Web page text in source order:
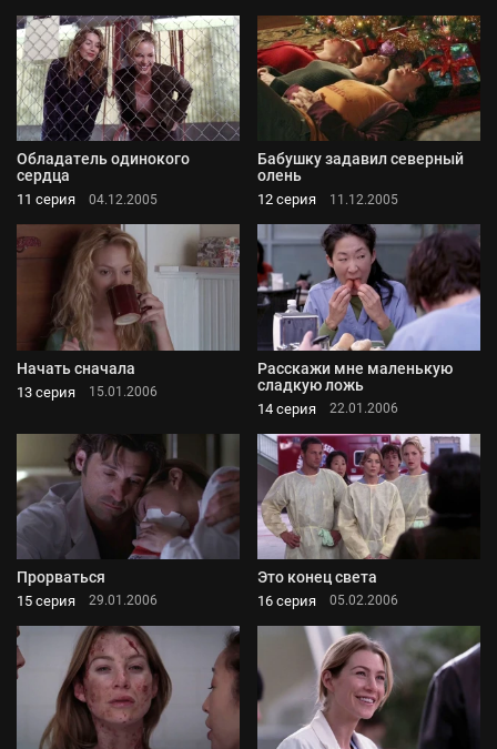
Обладатель одинокого
сердца
11 серия 04.12.2005
Бабушку задавил северный
олень
12 серия 11.12.2005
Начать сначала
13 серия 15.01.2006
Расскажи мне маленькую
сладкую ложь
14 серия 22.01.2006
Прорваться
15 серия 29.01.2006
Это конец света
16 серия 05.02.2006